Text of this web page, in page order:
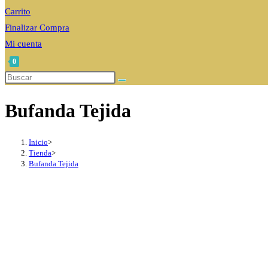
Carrito
Finalizar Compra
Mi cuenta
0
Alternar
de
Buscar
esta
Bufanda Tejida
Inicio>
Tienda>
Bufanda Tejida